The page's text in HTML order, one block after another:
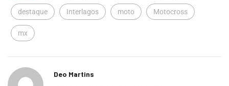
destaque Interlagos moto Motocross
mx
Deo Martins